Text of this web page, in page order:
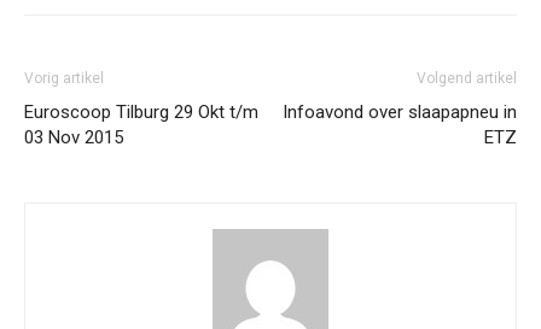
Vorig artikel
Euroscoop Tilburg 29 Okt t/m
03 Nov 2015
Volgend artikel
Infoavond over slaapapneu in
ETZ